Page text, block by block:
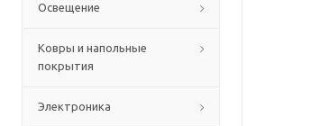
Освещение
Ковры и напольные
покрытия
Электроника